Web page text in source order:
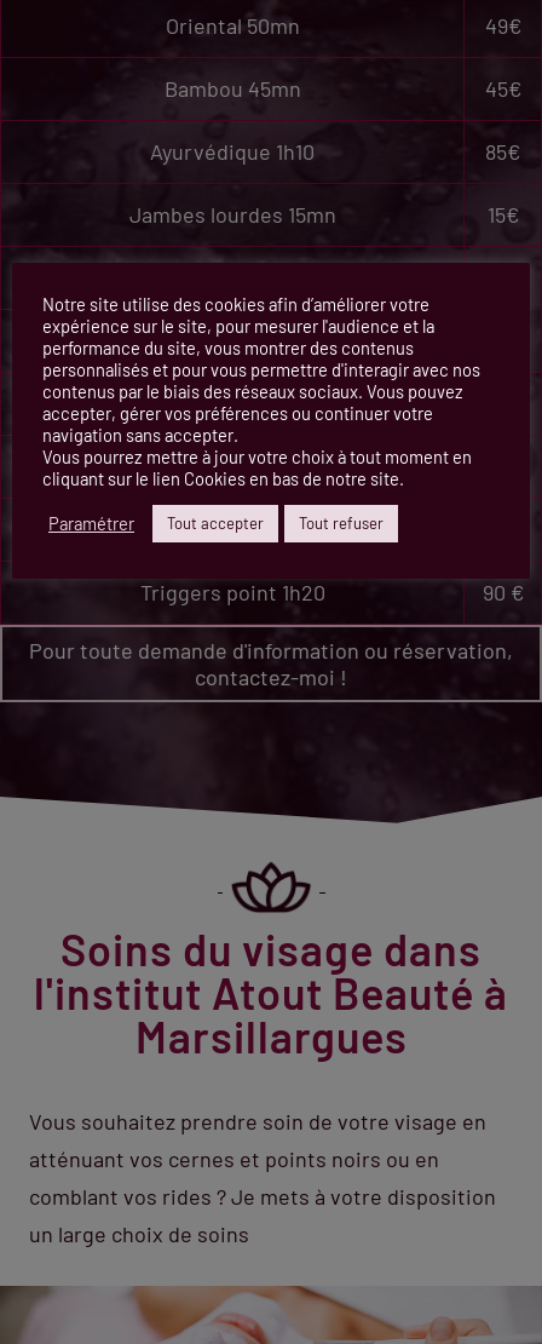
Oriental 50mn 49€
Bambou 45mn 45€
Ayurvédique 1h10 85€
Jambes lourdes 15mn 15€
Massage du dos 20mn
Massage du dos 30mn
Visage, épaules, décolleté 15mn
Shiatsu
Triggers point 1h20 90 €
Pour toute demande d'information ou réservation,
contactez-moi !
Soins du visage dans
l'institut Atout Beauté à
Marsillargues
Vous souhaitez prendre soin de votre visage en
atténuant vos cernes et points noirs ou en
comblant vos rides ? Je mets à votre disposition
un large choix de soins
Notre site utilise des cookies afin d’améliorer votre
expérience sur le site, pour mesurer l'audience et la
performance du site, vous montrer des contenus
personnalisés et pour vous permettre d'interagir avec nos
contenus par le biais des réseaux sociaux. Vous pouvez
accepter, gérer vos préférences ou continuer votre
navigation sans accepter.
Vous pourrez mettre à jour votre choix à tout moment en
cliquant sur le lien Cookies en bas de notre site.
Paramétrer Tout accepter Tout refuser